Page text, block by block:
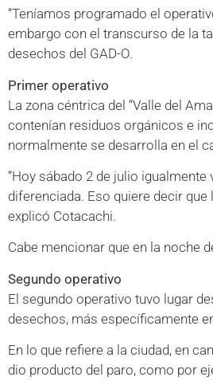
“Teníamos programado el
embargo con el transcurso de la
desechos del GAD-O.
Primer operativo
La zona céntrica del “Valle del
contenían residuos orgánicos e
normalmente se desarrolla en el
“Hoy sábado 2 de julio
diferenciada. Eso quiere decir
explicó Cotacachi.
Cabe mencionar que en la noche
Segundo operativo
El segundo operativo tuvo lugar
desechos, más específicamente
En lo que refiere a la ciudad, en
dio producto del paro, como por